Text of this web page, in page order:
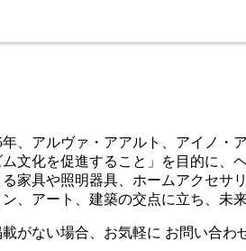
年、アルヴァ・アアルト、アイノ
文化を促進すること」を目的に、
家具や照明器具、ホームアクセサ
、アート、建築の交点に立ち、未
がない場合、お気軽に お問い合わ